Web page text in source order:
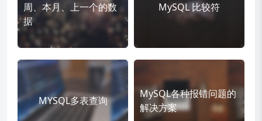
周、本月、上一个的数
据
MySQL 比较符
MYSQL多表查询
MySQL各种报错问题的
解决方案